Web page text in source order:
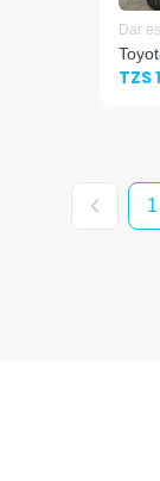
Dar
TZS
1